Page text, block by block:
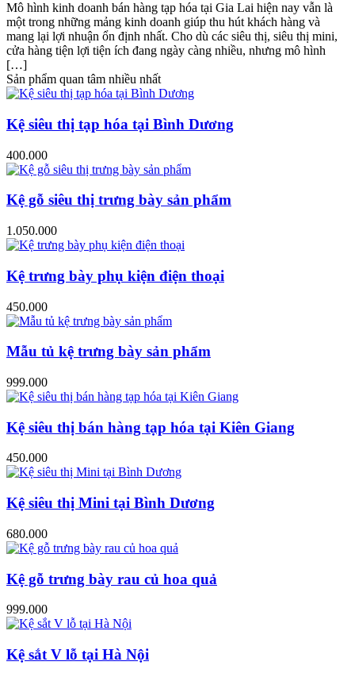
Mô hình kinh doanh bán hàng tạp hóa tại Gia Lai hiện nay vẫn là
một trong những mảng kinh doanh giúp thu hút khách hàng và
mang lại lợi nhuận ổn định nhất. Cho dù các siêu thị, siêu thị mini,
cửa hàng tiện lợi tiện ích đang ngày càng nhiều, nhưng mô hình
[…]
Sản phẩm quan tâm nhiều nhất
Kệ siêu thị tạp hóa tại Bình Dương
400.000
Kệ gỗ siêu thị trưng bày sản phẩm
1.050.000
Kệ trưng bày phụ kiện điện thoại
450.000
Mẫu tủ kệ trưng bày sản phẩm
999.000
Kệ siêu thị bán hàng tạp hóa tại Kiên Giang
450.000
Kệ siêu thị Mini tại Bình Dương
680.000
Kệ gỗ trưng bày rau củ hoa quả
999.000
Kệ sắt V lỗ tại Hà Nội